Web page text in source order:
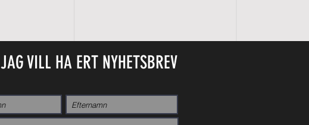
JAG VILL HA ERT NYHETSBREV